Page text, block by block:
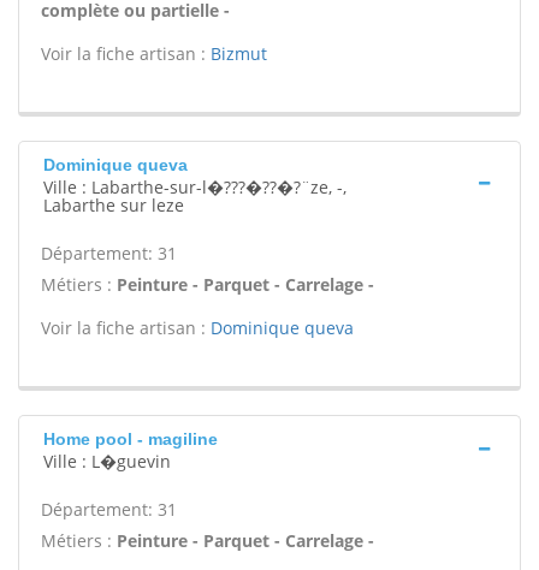
complète ou partielle -
Voir la fiche artisan : Bizmut
Dominique queva
Ville : Labarthe-sur-l�???�??�?¨ze, -,
Labarthe sur leze
Département: 31
Métiers : Peinture - Parquet - Carrelage -
Voir la fiche artisan : Dominique queva
Home pool - magiline
Ville : L�guevin
Département: 31
Métiers : Peinture - Parquet - Carrelage -